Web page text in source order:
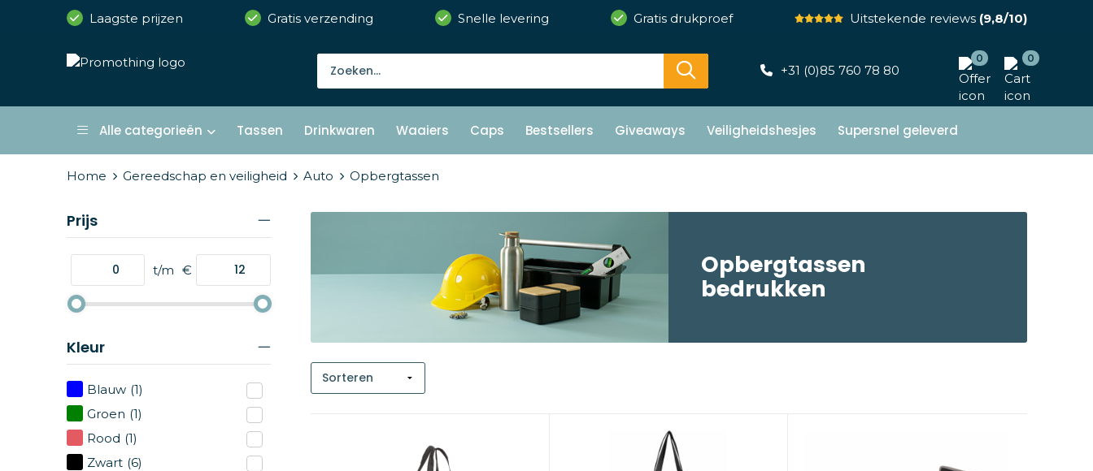
Laagste prijzen Gratis verzending Snelle levering Gratis drukproef Uitstekende reviews(9,8/10)
+31 (0)85 760 78 80
0 0
Alle categorieën Tassen Drinkwaren Waaiers Caps Bestsellers Giveaways Veiligheidshesjes Supersnel geleverd
Home Gereedschap en veiligheid Auto Opbergtassen
Prijs
t/m €
Kleur
Blauw (1)
Groen (1)
Rood (1)
Zwart (6)
Opbergtassen
bedrukken